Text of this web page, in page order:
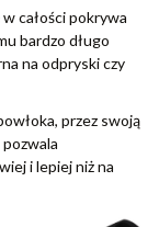
całości pokrywa
bardzo długo
na odpryski czy
przez swoją
i lepiej niż na